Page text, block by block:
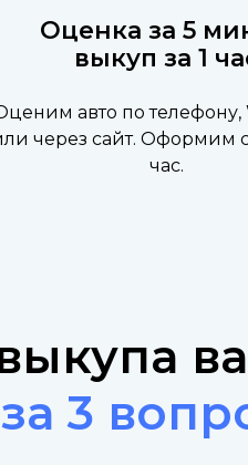
Оценка за 5
выкуп за 1
авто по телефону,
через сайт. Оформим
час.
за 3